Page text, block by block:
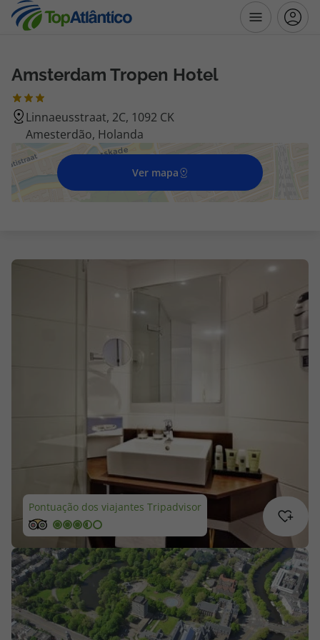
Destinos
Voos
Hotéis
Voos + Hotel
Disneyland ® Paris
Especialistas
Cheque Viagem
Rede de Lojas
Blog TopViagens
Área de Cliente
Amsterdam Tropen Hotel
Linnaeusstraat, 2C, 1092 CK
Amesterdão, Holanda
Ver mapa
Pontuação dos viajantes Tripadvisor